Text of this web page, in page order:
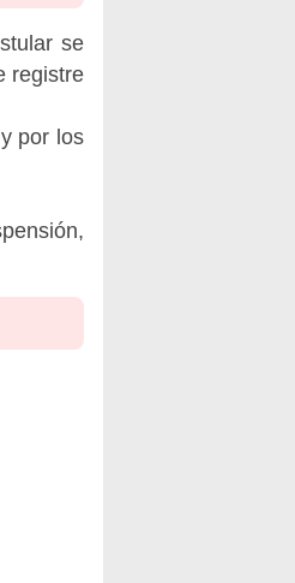
se
registre
por los